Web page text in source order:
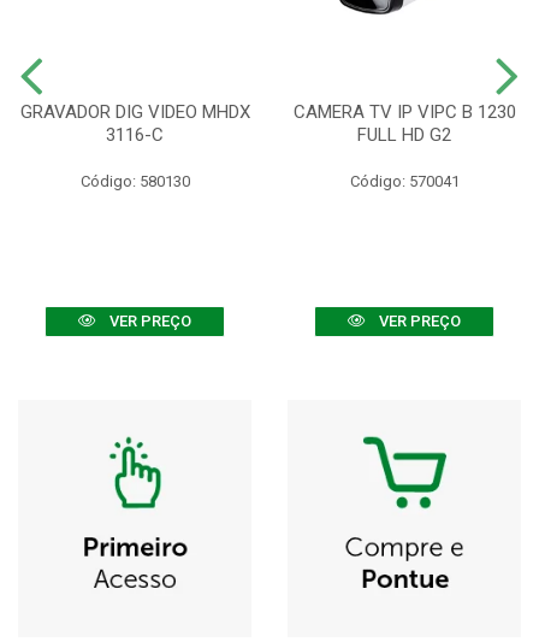
GRAVADOR DIG VIDEO MHDX
3116-C
Código: 580130
VER PREÇO
CAMERA TV IP VIPC B 1230
FULL HD G2
Código: 570041
VER PREÇO